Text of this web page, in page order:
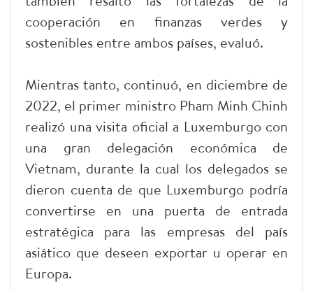
cooperación en finanzas verdes y
sostenibles entre ambos países, evaluó.
Mientras tanto, continuó, en diciembre de
2022, el primer ministro Pham Minh Chinh
realizó una visita oficial a Luxemburgo con
una gran delegación económica de
Vietnam, durante la cual los delegados se
dieron cuenta de que Luxemburgo podría
convertirse en una puerta de entrada
estratégica para las empresas del país
asiático que deseen exportar u operar en
Europa.